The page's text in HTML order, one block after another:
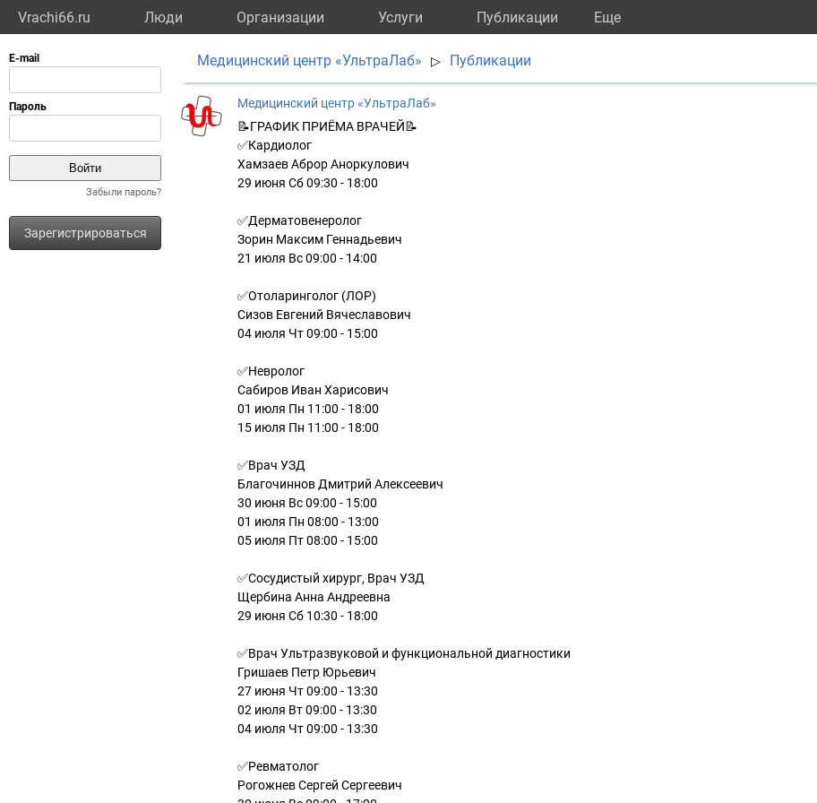
Vrachi66.ru Люди Организации Услуги Публикации Eще
Забыли пароль?
Зарегистрироваться
Медицинский центр «УльтраЛаб» ▷ Публикации
Медицинский центр «УльтраЛаб»
📝ГРАФИК ПРИЁМА ВРАЧЕЙ📝
✅Кардиолог
Хамзаев Аброр Аноркулович
29 июня Сб 09:30 - 18:00
✅Дерматовенеролог
Зорин Максим Геннадьевич
21 июля Вс 09:00 - 14:00
✅Отоларинголог (ЛОР)
Сизов Евгений Вячеславович
04 июля Чт 09:00 - 15:00
✅Невролог
Сабиров Иван Харисович
01 июля Пн 11:00 - 18:00
15 июля Пн 11:00 - 18:00
✅Врач УЗД
Благочиннов Дмитрий Алексеевич
30 июня Вс 09:00 - 15:00
01 июля Пн 08:00 - 13:00
05 июля Пт 08:00 - 15:00
✅Сосудистый хирург, Врач УЗД
Щербина Анна Андреевна
29 июня Сб 10:30 - 18:00
✅Врач Ультразвуковой и функциональной диагностики
Гришаев Петр Юрьевич
27 июня Чт 09:00 - 13:30
02 июля Вт 09:00 - 13:30
04 июля Чт 09:00 - 13:30
✅Ревматолог
Рогожнев Сергей Сергеевич